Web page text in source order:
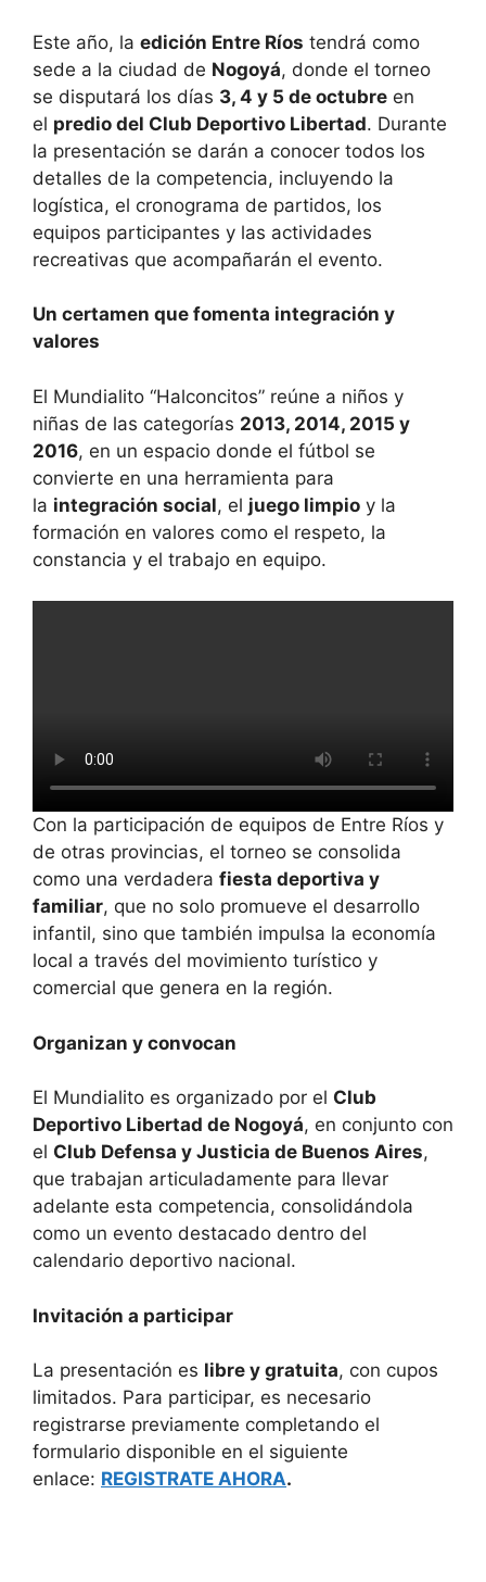
Este año, la edición Entre Ríos tendrá como
sede a la ciudad de Nogoyá, donde el torneo
se disputará los días 3, 4 y 5 de octubre en
el predio del Club Deportivo Libertad. Durante
la presentación se darán a conocer todos los
detalles de la competencia, incluyendo la
logística, el cronograma de partidos, los
equipos participantes y las actividades
recreativas que acompañarán el evento.
Un certamen que fomenta integración y
valores
El Mundialito “Halconcitos” reúne a niños y
niñas de las categorías 2013, 2014, 2015 y
2016, en un espacio donde el fútbol se
convierte en una herramienta para
la integración social, el juego limpio y la
formación en valores como el respeto, la
constancia y el trabajo en equipo.
Con la participación de equipos de Entre Ríos y
de otras provincias, el torneo se consolida
como una verdadera fiesta deportiva y
familiar, que no solo promueve el desarrollo
infantil, sino que también impulsa la economía
local a través del movimiento turístico y
comercial que genera en la región.
Organizan y convocan
El Mundialito es organizado por el Club
Deportivo Libertad de Nogoyá, en conjunto con
el Club Defensa y Justicia de Buenos Aires,
que trabajan articuladamente para llevar
adelante esta competencia, consolidándola
como un evento destacado dentro del
calendario deportivo nacional.
Invitación a participar
La presentación es libre y gratuita, con cupos
limitados. Para participar, es necesario
registrarse previamente completando el
formulario disponible en el siguiente
enlace: REGISTRATE AHORA.